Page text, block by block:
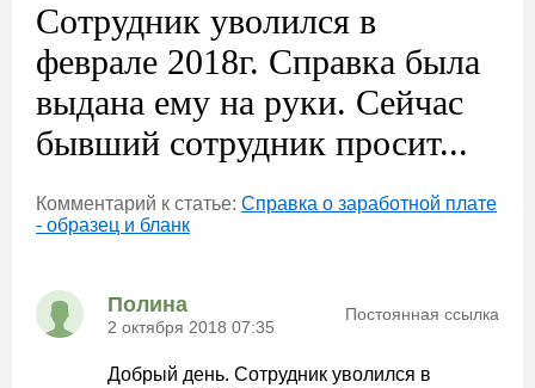
Сотрудник уволился в
феврале 2018г. Справка была
выдана ему на руки. Сейчас
бывший сотрудник просит...
Комментарий к статье: Справка о заработной плате
- образец и бланк
Полина
2 октября 2018 07:35
Постоянная ссылка
Добрый день. Сотрудник уволился в